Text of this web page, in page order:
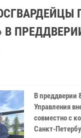
В
В преддверии
Управления
совместно с
Санкт-